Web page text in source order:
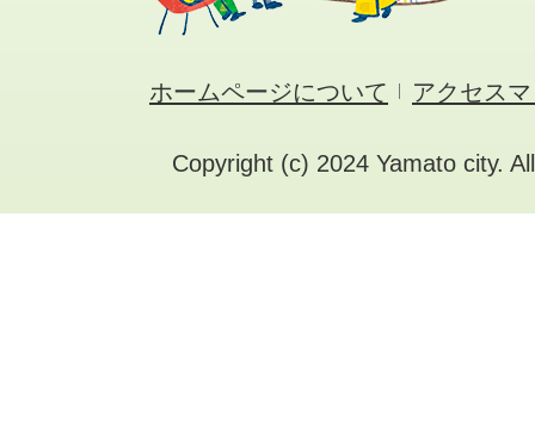
ホームページについて アクセス
Copyright (c) 2024 Yamato city.